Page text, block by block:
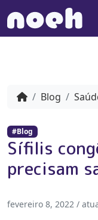
Blog
#Blog
Sífilis
precisam
fevereiro 8, 2022 /